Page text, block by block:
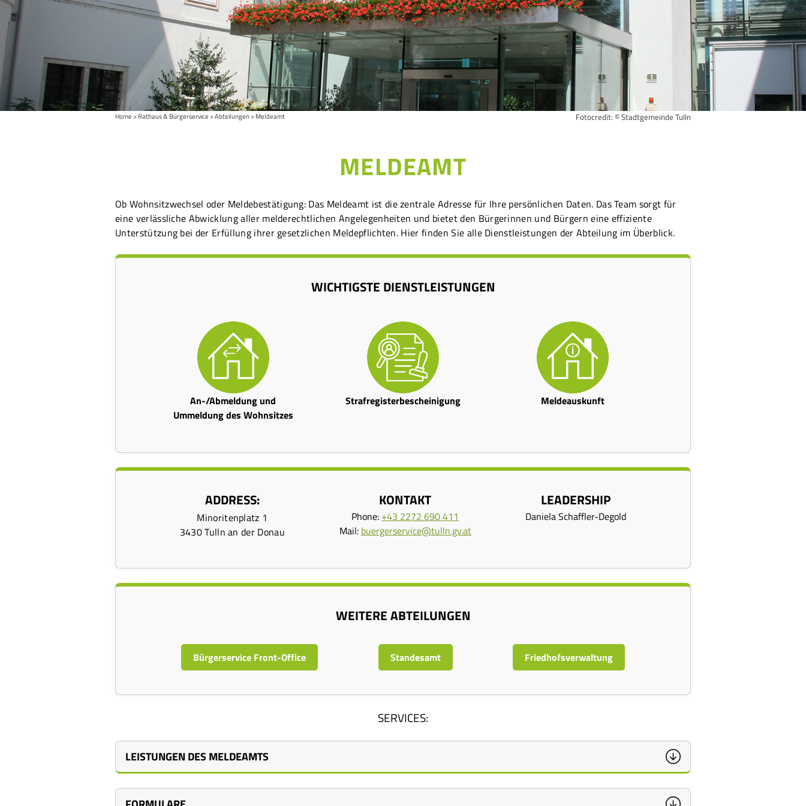
Fotocredit: © Stadtgemeinde Tulln
Home Rathaus & Bürgerservice Abteilungen Meldeamt
MELDEAMT
Ob Wohnsitzwechsel oder Meldebestätigung: Das Meldeamt ist die zentrale Adresse für Ihre persönlichen Daten. Das Team sorgt für
eine verlässliche Abwicklung aller melderechtlichen Angelegenheiten und bietet den Bürgerinnen und Bürgern eine effiziente
Unterstützung bei der Erfüllung ihrer gesetzlichen Meldepflichten. Hier finden Sie alle Dienstleistungen der Abteilung im Überblick.
WICHTIGSTE DIENSTLEISTUNGEN
An-/Abmeldung und
Ummeldung des Wohnsitzes
Strafregisterbescheinigung Meldeauskunft
ADDRESS:
Minoritenplatz 1
3430 Tulln an der Donau
KONTAKT
Phone: +43 2272 690 411
Mail: buergerservice@tulln.gv.at
LEADERSHIP
Daniela Schaffler-Degold
WEITERE ABTEILUNGEN
Bürgerservice Front-Office Standesamt Friedhofsverwaltung
SERVICES:
LEISTUNGEN DES MELDEAMTS